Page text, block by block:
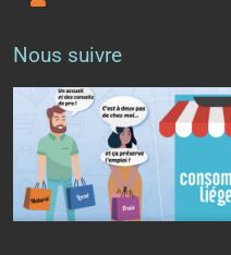
Nous suivre